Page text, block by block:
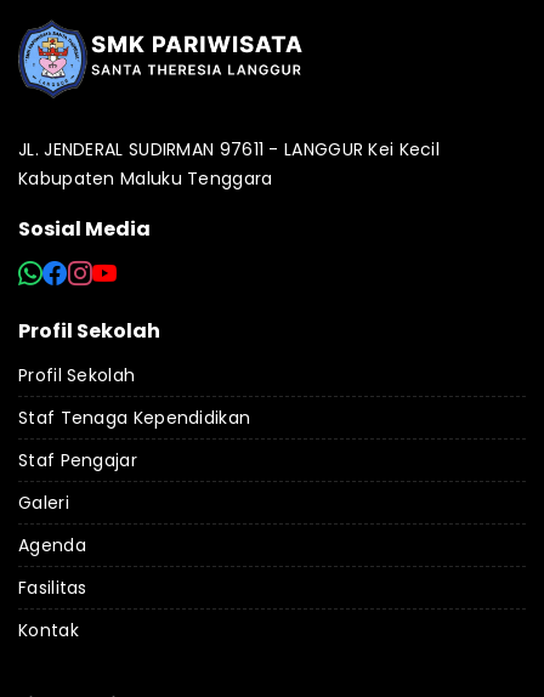
JL. JENDERAL SUDIRMAN 97611 - LANGGUR Kei Kecil
Kabupaten Maluku Tenggara
Sosial Media
Profil Sekolah
Profil Sekolah
Staf Tenaga Kependidikan
Staf Pengajar
Galeri
Agenda
Fasilitas
Kontak